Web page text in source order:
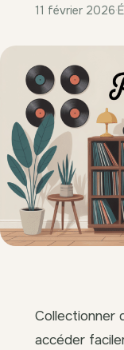
11 février 2026·
Collectionner
accéder